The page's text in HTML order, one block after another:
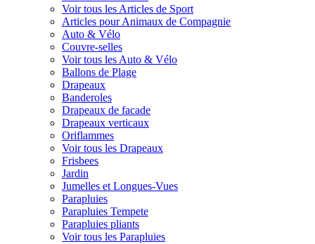
Voir tous les Articles de Sport
Articles pour Animaux de Compagnie
Auto & Vélo
Couvre-selles
Voir tous les Auto & Vélo
Ballons de Plage
Drapeaux
Banderoles
Drapeaux de facade
Drapeaux verticaux
Oriflammes
Voir tous les Drapeaux
Frisbees
Jardin
Jumelles et Longues-Vues
Parapluies
Parapluies Tempete
Parapluies pliants
Voir tous les Parapluies